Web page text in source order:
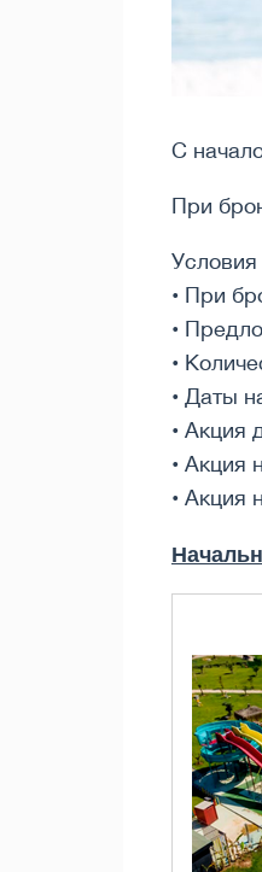
С
При
Условия
• При
•
•
• Даты
• Акция
• Акция
• Акция